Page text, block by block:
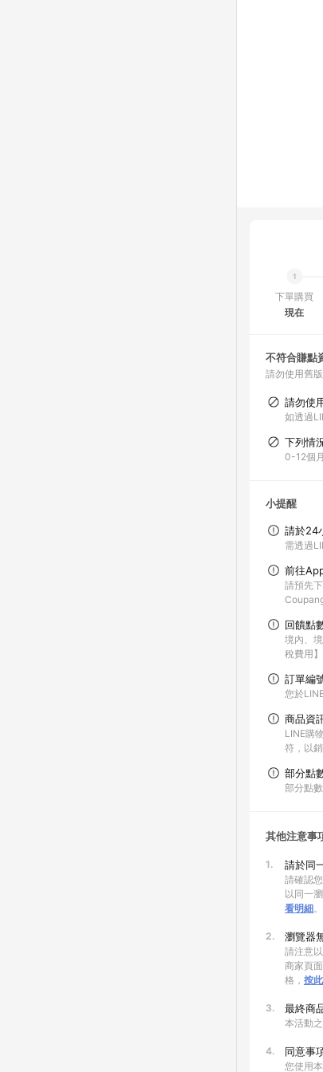
下單購買
現在
不符合賺點
請勿使用舊
請勿使
如透過
下列情
0-12個
小提醒
請於24
需透過
前往
請預先
回饋點
境內、
稅費用
訂單編
您於
商品資
LINE購
符，以
部分點
部分點
其他注意事
1. 請於同
請確認
以同一
看明細。
2. 瀏覽器
請注意
商家頁
格， 按
3. 最終商
本活動
4. 同意事
您使用